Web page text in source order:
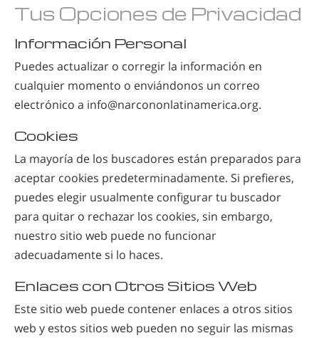
Tus Opciones de Privacidad
Información Personal
Puedes actualizar o corregir la información en
cualquier momento o enviándonos un correo
electrónico a info@narcononlatinamerica.org.
Cookies
La mayoría de los buscadores están preparados para
aceptar cookies predeterminadamente. Si prefieres,
puedes elegir usualmente configurar tu buscador
para quitar o rechazar los cookies, sin embargo,
nuestro sitio web puede no funcionar
adecuadamente si lo haces.
Enlaces con Otros Sitios Web
Este sitio web puede contener enlaces a otros sitios
web y estos sitios web pueden no seguir las mismas